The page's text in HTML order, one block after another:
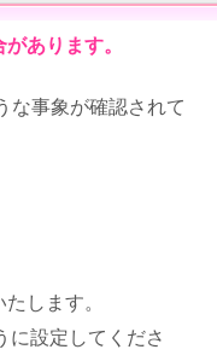
あります。
な事象が確認されて
します。
に設定してくださ